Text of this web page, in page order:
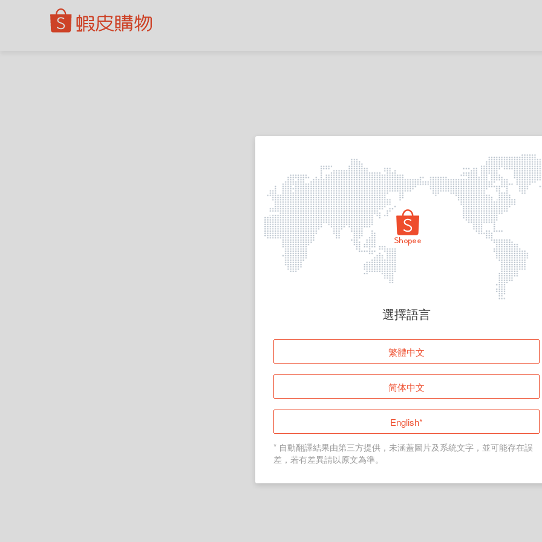
頁面無法顯示
登入
返回首頁
選擇語言
繁體中文
简体中文
English*
* 自動翻譯結果由第三方提供，未涵蓋圖片及系統文字，並可能存在誤
差，若有差異請以原文為準。